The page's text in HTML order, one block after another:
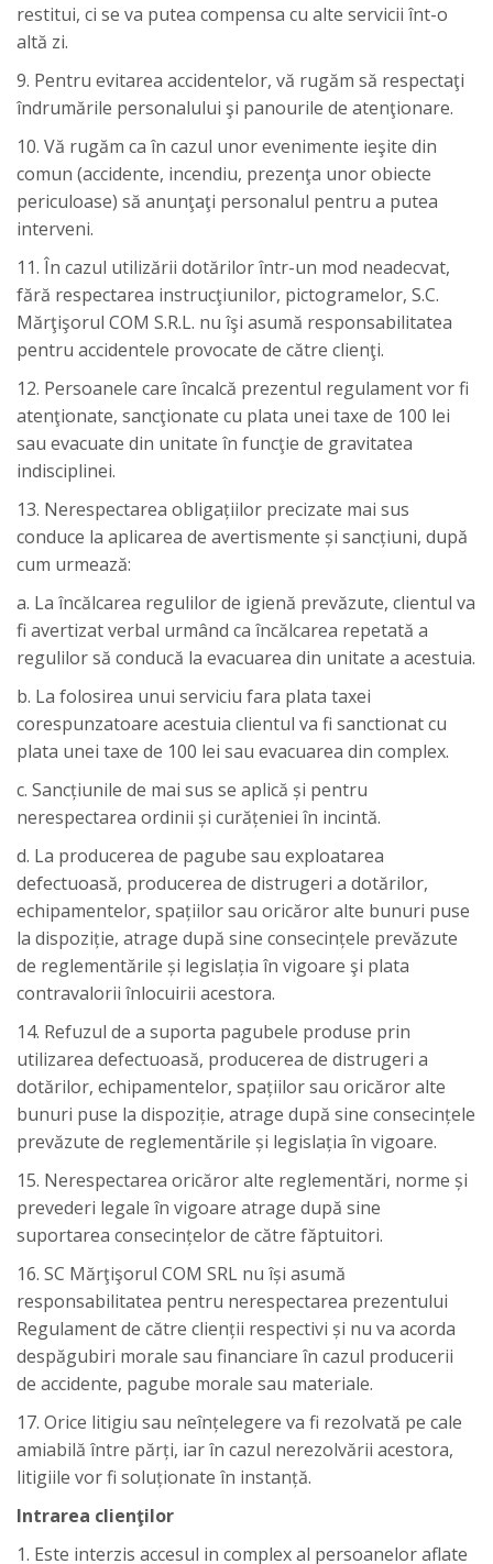
restitui, ci se va putea compensa cu alte servicii înt-o
altă zi.
9. Pentru evitarea accidentelor, vă rugăm să respectaţi
îndrumările personalului şi panourile de atenţionare.
10. Vă rugăm ca în cazul unor evenimente ieşite din
comun (accidente, incendiu, prezenţa unor obiecte
periculoase) să anunţaţi personalul pentru a putea
interveni.
11. În cazul utilizării dotărilor într-un mod neadecvat,
fără respectarea instrucţiunilor, pictogramelor, S.C.
Mărţişorul COM S.R.L. nu îşi asumă responsabilitatea
pentru accidentele provocate de către clienţi.
12. Persoanele care încalcă prezentul regulament vor fi
atenţionate, sancţionate cu plata unei taxe de 100 lei
sau evacuate din unitate în funcţie de gravitatea
indisciplinei.
13. Nerespectarea obligațiilor precizate mai sus
conduce la aplicarea de avertismente și sancțiuni, după
cum urmează:
a. La încălcarea regulilor de igienă prevăzute, clientul va
fi avertizat verbal urmând ca încălcarea repetată a
regulilor să conducă la evacuarea din unitate a acestuia.
b. La folosirea unui serviciu fara plata taxei
corespunzatoare acestuia clientul va fi sanctionat cu
plata unei taxe de 100 lei sau evacuarea din complex.
c. Sancțiunile de mai sus se aplică și pentru
nerespectarea ordinii și curățeniei în incintă.
d. La producerea de pagube sau exploatarea
defectuoasă, producerea de distrugeri a dotărilor,
echipamentelor, spațiilor sau oricăror alte bunuri puse
la dispoziție, atrage după sine consecințele prevăzute
de reglementările și legislația în vigoare şi plata
contravalorii înlocuirii acestora.
14. Refuzul de a suporta pagubele produse prin
utilizarea defectuoasă, producerea de distrugeri a
dotărilor, echipamentelor, spațiilor sau oricăror alte
bunuri puse la dispoziție, atrage după sine consecințele
prevăzute de reglementările și legislația în vigoare.
15. Nerespectarea oricăror alte reglementări, norme și
prevederi legale în vigoare atrage după sine
suportarea consecințelor de către făptuitori.
16. SC Mărţişorul COM SRL nu își asumă
responsabilitatea pentru nerespectarea prezentului
Regulament de către clienții respectivi și nu va acorda
despăgubiri morale sau financiare în cazul producerii
de accidente, pagube morale sau materiale.
17. Orice litigiu sau neînțelegere va fi rezolvată pe cale
amiabilă între părți, iar în cazul nerezolvării acestora,
litigiile vor fi soluționate în instanță.
Intrarea clienţilor
1. Este interzis accesul in complex al persoanelor aflate